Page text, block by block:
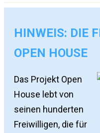
HINWEIS: DIE
OPEN HOUSE
Das Projekt Open
House lebt von
seinen hunderten
Freiwilligen, die für